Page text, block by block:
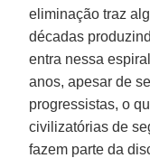
eliminação traz
décadas
entra nessa
anos, apesar de
progressistas, o
civilizatórias de
fazem parte da